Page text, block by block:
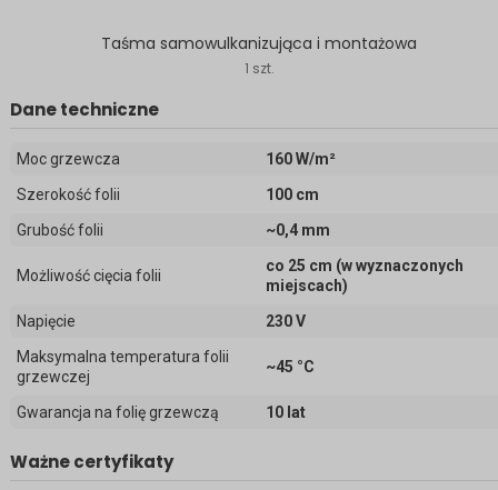
Taśma samowulkanizująca i montażowa
1 szt.
Dane techniczne
Moc grzewcza
160 W/m²
Szerokość folii
100 cm
Grubość folii
~0,4 mm
Możliwość cięcia folii
co 25 cm (w wyznaczonych
miejscach)
Napięcie
230 V
Maksymalna temperatura folii
grzewczej
~45 °C
Gwarancja na folię grzewczą 10 lat
Ważne certyfikaty